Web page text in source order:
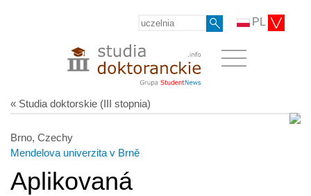
PL
« Studia doktorskie (III stopnia)
Brno, Czechy
Mendelova univerzita v Brně
Aplikovaná